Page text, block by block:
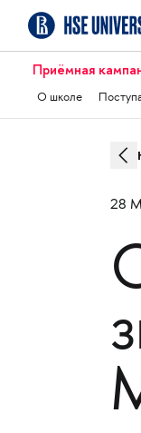
Приёмная
О школе
28